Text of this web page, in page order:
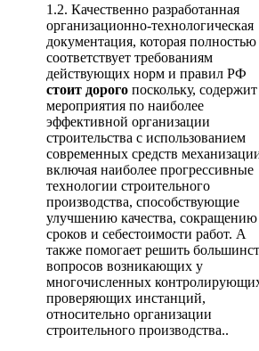
1.2. Качественно разработанная
организационно-технологическая
документация, которая полностью
соответствует требованиям
действующих норм и правил РФ
стоит дорого поскольку, содержит
мероприятия по наиболее
эффективной организации
строительства с использованием
современных средств
включая наиболее прогрессивные
технологии строительного
производства, способствующие
улучшению качества, сокращению
сроков и себестоимости работ. А
также помогает решить
вопросов возникающих у
многочисленных
проверяющих инстанций,
относительно организации
строительного производства..